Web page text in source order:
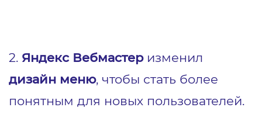
2. Яндекс Вебмастеризменил
дизайн меню, чтобы стать более
понятным для новых пользователей.